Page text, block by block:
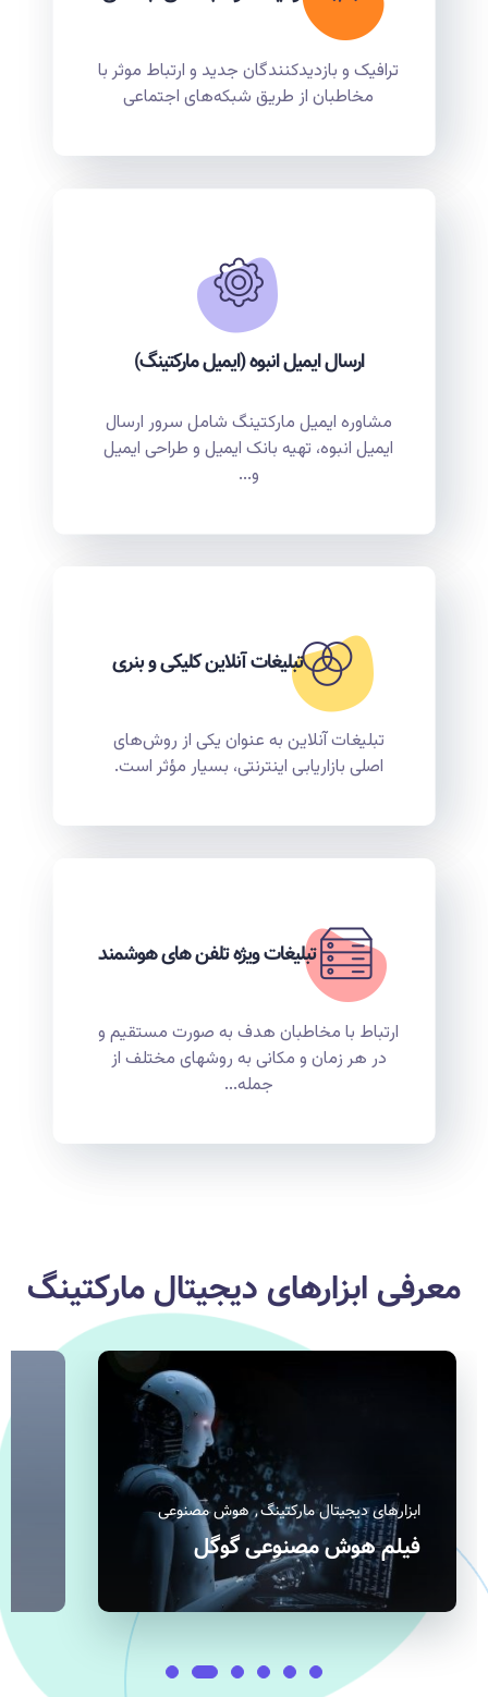
ترافیک و بازدیدکنندگان جدید و ارتباط موثر با
مخاطبان از طریق شبکه‌های اجتماعی
ارسال ایمیل انبوه (ایمیل مارکتینگ)
مشاوره ایمیل مارکتینگ شامل سرور ارسال
ایمیل انبوه، تهیه بانک ایمیل و طراحی ایمیل
و...
تبلیغات آنلاین کلیکی و بنری
تبلیغات آنلاین به عنوان یکی از روش‌های
اصلی بازاریابی اینترنتی، بسیار مؤثر است.
تبلیغات ویژه تلفن های هوشمند
ارتباط با مخاطبان هدف به صورت مستقیم و
در هر زمان و مکانی به روشهای مختلف از
جمله...
معرفی ابزارهای دیجیتال مارکتینگ
سوالات متداول دیجیتال
مارکتینگ
ابزارهای دیجیتال مارکتینگ
برگه سوالات
متداول